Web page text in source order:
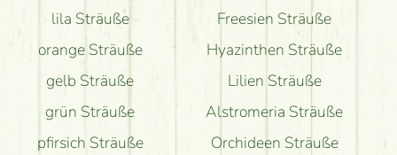
lila Sträuße
orange Sträuße
gelb Sträuße
grün Sträuße
pfirsich Sträuße
Freesien Sträuße
Hyazinthen Sträuße
Lilien Sträuße
Alstromeria Sträuße
Orchideen Sträuße